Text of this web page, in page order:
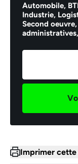
Automobile,
Industrie,
Second oeuvre,
administratives,
Imprimer